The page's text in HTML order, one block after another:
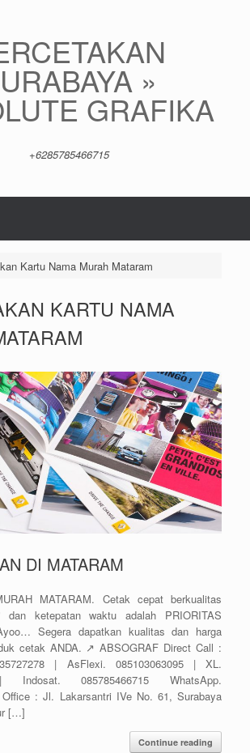
»
GRAFIKA
+6285785466715
Kartu Nama Murah Mataram
KARTU NAMA
DI MATARAM
MATARAM. Cetak cepat berkualitas
dan ketepatan waktu adalah PRIORITAS
Segera dapatkan kualitas dan harga
cetak ANDA. ↗️ ABSOGRAF Direct Call :
| AsFlexi. 085103063095 | XL.
Indosat. 085785466715 WhatsApp.
: Jl. Lakarsantri IVe No. 61, Surabaya
[…]
Continue reading